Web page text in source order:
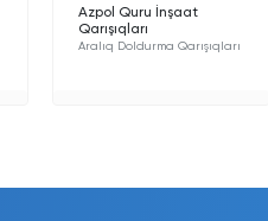
Azpol Quru İnşaat
Qarışıqları
Aralıq Doldurma Qarışıqları